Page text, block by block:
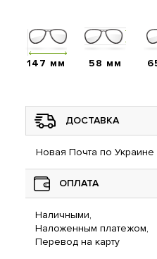
147 мм 58 мм
ДОСТАВКА
Новая Почта по Украине
ОПЛАТА
Наличными,
Наложенным платежом,
Перевод на карту